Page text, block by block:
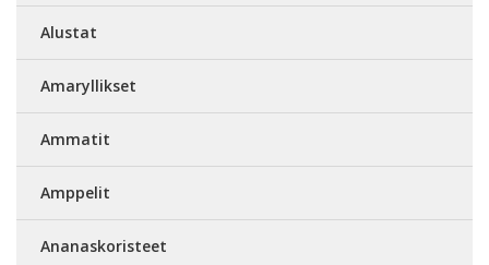
Alustat
Amaryllikset
Ammatit
Amppelit
Ananaskoristeet